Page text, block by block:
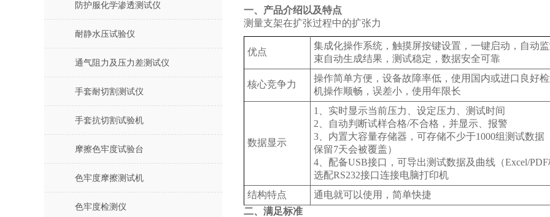
防护服化学渗透测试仪
耐静水压试验仪
通气阻力及压力差测试仪
手套耐切割测试仪
手套抗切割试验机
摩擦色牢度试验台
色牢度摩擦测试机
色牢度检测仪
‌一、产品介绍以及特点
测量支架在扩张过程中的扩张力
优点
集成化操作系统，触摸屏按键设置，一键启动，自动
束自动生成结果，测试稳定，数据安全可靠
核心竞争力
操作简单方便，设备故障率低，使用国内或进口良好
机操作顺畅，误差小，使用年限长
数据显示
1、实时显示当前压力、设定压力、测试时间
2、自动判断试样合格/不合格，并显示、报警
3、内置大容量存储器，可存储不少于1000组测试数据
保留7天会被覆盖）
4、配备USB接口，可导出测试数据及曲线（Excel/
选配RS232接口连接电脑打印机
结构特点
通电就可以使用，简单快捷
二、满足标准